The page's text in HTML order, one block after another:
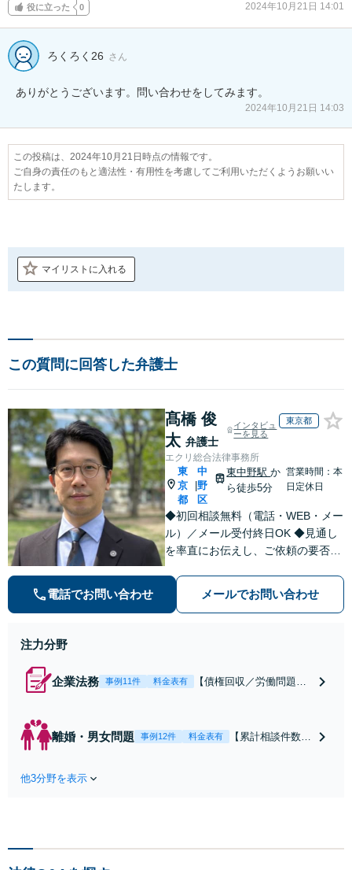
役に立った 0 2024年10月21日 14:01
ろくろく26 さん
ありがとうございます。問い合わせをしてみます。
2024年10月21日 14:03
この投稿は、2024年10月21日時点の情報です。
ご自身の責任のもと適法性・有用性を考慮してご利用いただくようお願いい
たします。
マイリストに入れる
この質問に回答した弁護士
髙橋 俊
太 弁護士
インタビュ
ーを見る
東京都
エクリ総合法律事務所
東
京
都
中
野
区
東中野駅か
ら徒歩5分
営業時間：本
日定休日
◆初回相談無料（電話・WEB・メー
ル）／メール受付終日OK ◆見通し
を率直にお伝えし、ご依頼の要否も
解決まで弁護士本人が一貫してスピ
ーディーに対応いたします。 ◆累計
電話でお問い合わせ メールでお問い合わせ
注力分野
企業法務 事例11件 料金表有
【債権回収／労働問題／
のトラブル・会社内のト
ラブルなど、事後の解決
離婚・男女問題 事例12件 料金表有
【累計相談件数20
様の話を丁寧にう
他3分野を表示